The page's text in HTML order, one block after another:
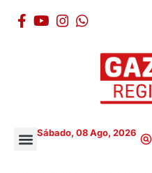
Sábado, 08 Ago, 2026